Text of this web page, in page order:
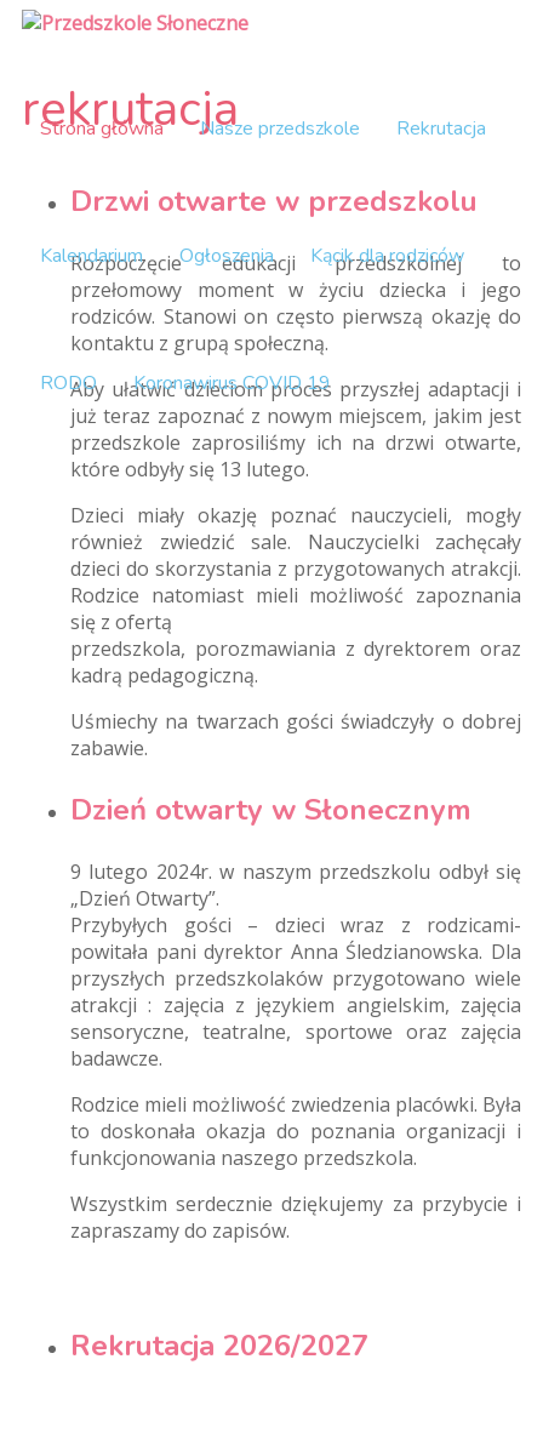
Strona główna Nasze przedszkole Rekrutacja
Kalendarium Ogłoszenia Kącik dla rodziców
RODO Koronawirus COVID 19
rekrutacja
Drzwi otwarte w przedszkolu
Rozpoczęcie edukacji przedszkolnej to
przełomowy moment w życiu dziecka i jego
rodziców. Stanowi on często pierwszą okazję do
kontaktu z grupą społeczną.
Aby ułatwić dzieciom proces przyszłej adaptacji i
już teraz zapoznać z nowym miejscem, jakim jest
przedszkole zaprosiliśmy ich na drzwi otwarte,
które odbyły się 13 lutego.
Dzieci miały okazję poznać nauczycieli, mogły
również zwiedzić sale. Nauczycielki zachęcały
dzieci do skorzystania z przygotowanych atrakcji.
Rodzice natomiast mieli możliwość zapoznania
się z ofertą
przedszkola, porozmawiania z dyrektorem oraz
kadrą pedagogiczną.
Uśmiechy na twarzach gości świadczyły o dobrej
zabawie.
Dzień otwarty w Słonecznym
9 lutego 2024r. w naszym przedszkolu odbył się
„Dzień Otwarty”.
Przybyłych gości – dzieci wraz z rodzicami-
powitała pani dyrektor Anna Śledzianowska. Dla
przyszłych przedszkolaków przygotowano wiele
atrakcji : zajęcia z językiem angielskim, zajęcia
sensoryczne, teatralne, sportowe oraz zajęcia
badawcze.
Rodzice mieli możliwość zwiedzenia placówki. Była
to doskonała okazja do poznania organizacji i
funkcjonowania naszego przedszkola.
Wszystkim serdecznie dziękujemy za przybycie i
zapraszamy do zapisów.
Rekrutacja 2026/2027